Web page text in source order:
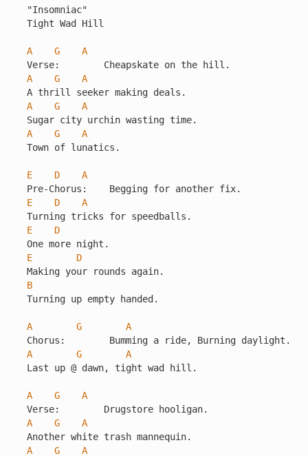
"Insomniac"
Tight Wad Hill
A G
A
A
G
A
A
G
A
A
G
A
Town of lunatics.
E D
A
E
D
A
E
D
E
D
B
Turning up empty handed.
A G
A
A
G
A
Last up @ dawn, tight wad hill.
A G
A
A
G
A
A
G A